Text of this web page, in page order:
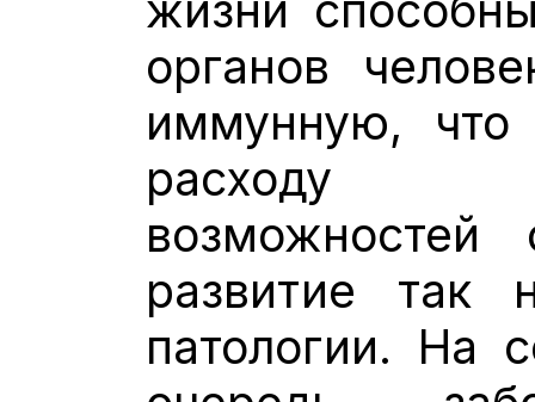
органов
иммунную,
расходу
возможностей
развитие так
патологии. На